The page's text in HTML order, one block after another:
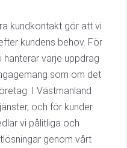
kundkontakt gör att vi
kundens behov. För
varje uppdrag
som om det
I Västmanland
och för kunder
vi pålitliga och
genom vårt